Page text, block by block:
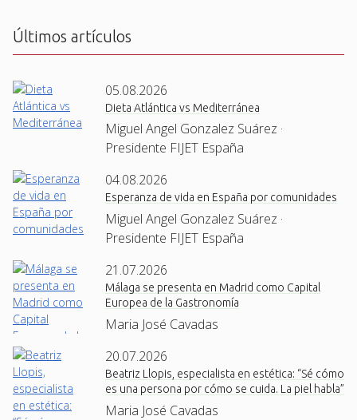
Últimos artículos
05.08.2026
Dieta Atlántica vs Mediterránea
Miguel Angel Gonzalez Suárez ·
Presidente FIJET España
04.08.2026
Esperanza de vida en España por comunidades
Miguel Angel Gonzalez Suárez ·
Presidente FIJET España
21.07.2026
Málaga se presenta en Madrid como Capital
Europea de la Gastronomía
Maria José Cavadas
20.07.2026
Beatriz Llopis, especialista en estética: “Sé cómo
es una persona por cómo se cuida. La piel habla”
Maria José Cavadas